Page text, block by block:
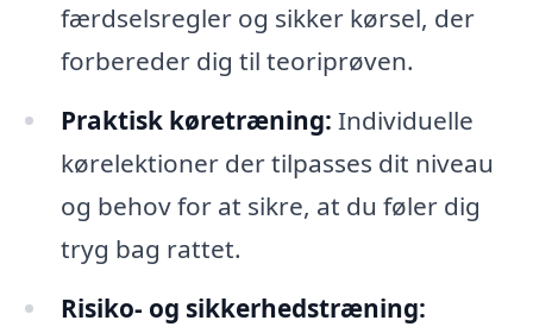
færdselsregler og sikker kørsel, der
forbereder dig til teoriprøven.
Praktisk køretræning: Individuelle
kørelektioner der tilpasses dit niveau
og behov for at sikre, at du føler dig
tryg bag rattet.
Risiko- og sikkerhedstræning: